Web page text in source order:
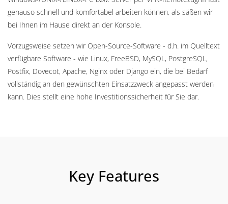
genauso schnell und komfortabel arbeiten können, als säßen wir
bei Ihnen im Hause direkt an der Konsole.
Vorzugsweise setzen wir Open-Source-Software - d.h. im Quelltext
verfügbare Software - wie Linux, FreeBSD, MySQL, PostgreSQL,
Postfix, Dovecot, Apache, Nginx oder Django ein, die bei Bedarf
vollständig an den gewünschten Einsatzzweck angepasst werden
kann. Dies stellt eine hohe Investitionssicherheit für Sie dar.
Key Features